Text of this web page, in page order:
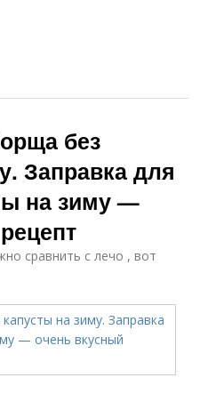
без
Заправка для
на зиму —
сравнить с лечо , вот